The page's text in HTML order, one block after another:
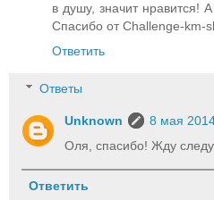
в душу, значит нравится!
Спасибо от Challenge-km-
Ответить
Ответы
Unknown
8 мая
Оля, спасибо! Жду
Ответить